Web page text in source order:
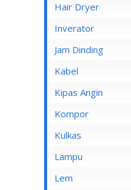
Hair Dryer
Inverator
Jam Dinding
Kabel
Inbow/Outbow T Dus
Kabel Aksesoris
Kabel Antena
Kabel BC
Kipas Angin
Kipas Angin Berdiri
Kipas Angin Dinding
Kipas Angin Duduk
Kipas Angin Gantung
Kompor
Kompor Rinnai
Kulkas
LG
POLYTRON
Lampu
Fitting Lampu
Lem